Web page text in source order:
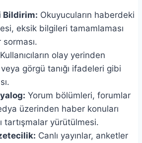
Bildirim: Okuyucuların haberdeki
eksik bilgileri tamamlaması
Kullanıcıların olay yerinden
görgü tanığı ifadeleri gibi
Yorum bölümleri, forumlar
üzerinden haber konuları
tartışmalar yürütülmesi.
Canlı yayınlar, anketler